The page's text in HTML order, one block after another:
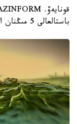
باستالعالى 5 مىڭنان اسا رەيدتىك ءىس-شارا جۇرگىزىلگەن.